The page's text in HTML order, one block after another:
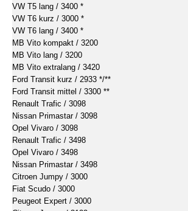
VW T5 lang / 3400 *
VW T6 kurz / 3000 *
VW T6 lang / 3400 *
MB Vito kompakt / 3200
MB Vito lang / 3200
MB Vito extralang / 3420
Ford Transit kurz / 2933 */**
Ford Transit mittel / 3300 **
Renault Trafic / 3098
Nissan Primastar / 3098
Opel Vivaro / 3098
Renault Trafic / 3498
Opel Vivaro / 3498
Nissan Primastar / 3498
Citroen Jumpy / 3000
Fiat Scudo / 3000
Peugeot Expert / 3000